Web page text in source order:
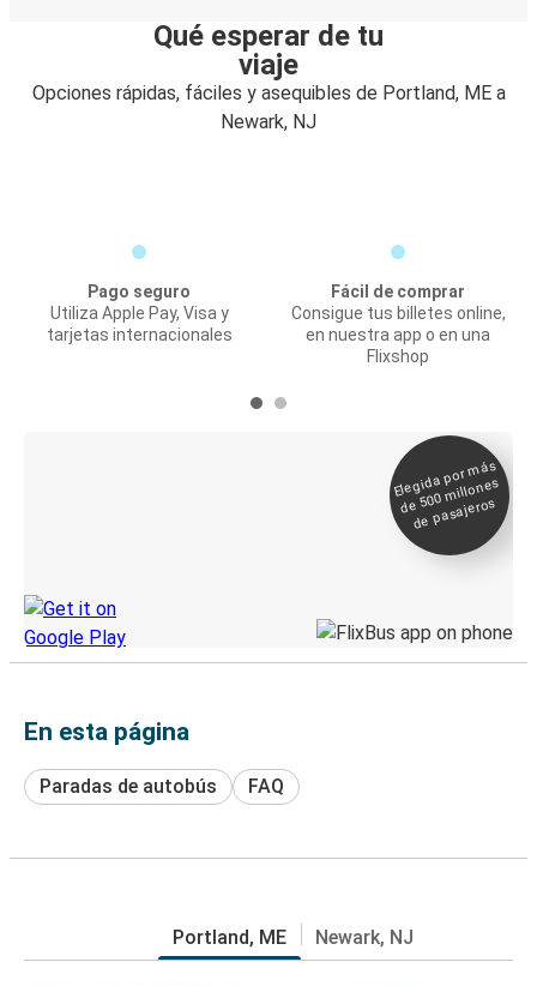
Qué esperar de tu
viaje
Opciones rápidas, fáciles y asequibles de Portland, ME a
Newark, NJ
Pago seguro
Utiliza Apple Pay, Visa y
tarjetas internacionales
Fácil de comprar
Consigue tus billetes online,
en nuestra app o en una
Flixshop
Elegida por
más
de 500
millones
de pasajeros
En esta página
Paradas de autobús FAQ
Portland, ME Newark, NJ